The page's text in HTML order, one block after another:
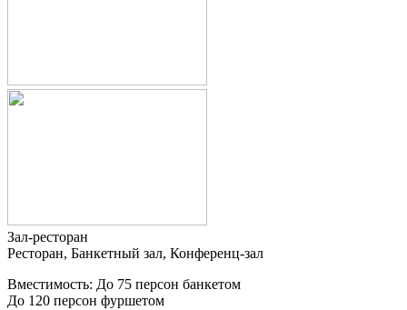
Зал-ресторан
Ресторан, Банкетный зал, Конференц-зал
Вместимость: До 75 персон банкетом
До 120 персон фуршетом